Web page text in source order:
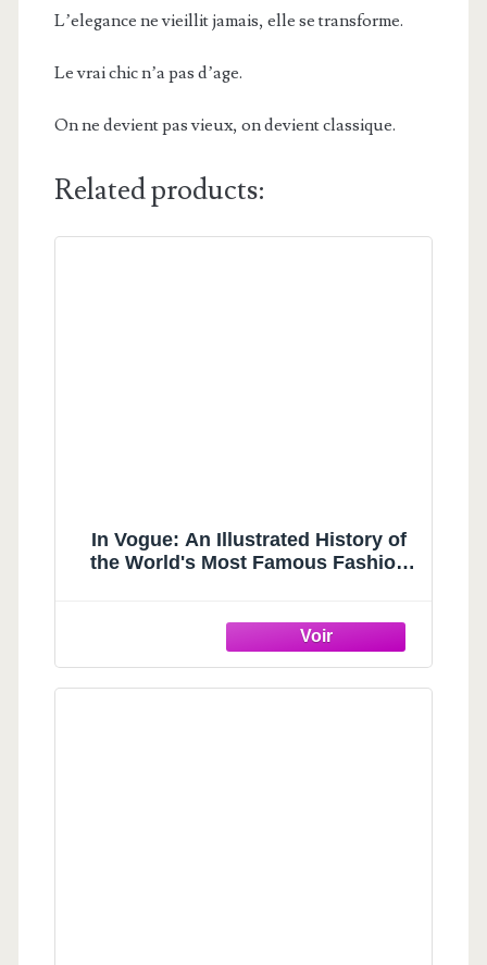
L’elegance ne vieillit jamais, elle se transforme.
Le vrai chic n’a pas d’age.
On ne devient pas vieux, on devient classique.
Related products:
In Vogue: An Illustrated History of
the World's Most Famous Fashion